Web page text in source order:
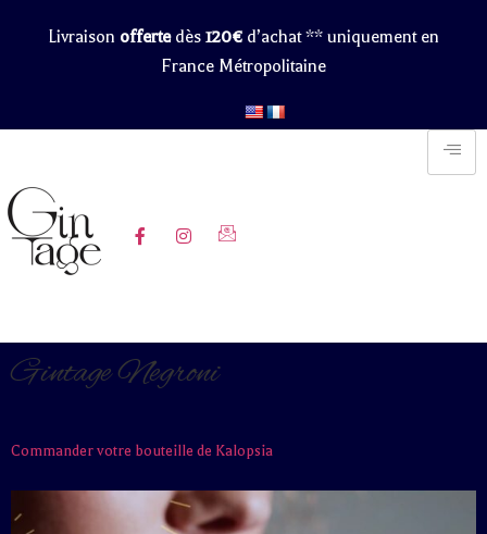
Livraison offertedès 120€ d’achat ** uniquement en
France Métropolitaine
Gintage Negroni
Commander votre bouteille de Kalopsia